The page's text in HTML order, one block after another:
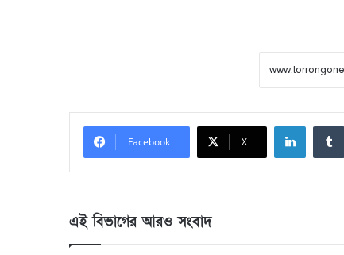
Facebook X
LinkedIn
এই বিভাগের আরও সংবাদ